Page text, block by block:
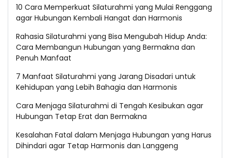
10 Cara Memperkuat Silaturahmi yang Mulai Renggang
agar Hubungan Kembali Hangat dan Harmonis
Rahasia Silaturahmi yang Bisa Mengubah Hidup Anda:
Cara Membangun Hubungan yang Bermakna dan
Penuh Manfaat
7 Manfaat Silaturahmi yang Jarang Disadari untuk
Kehidupan yang Lebih Bahagia dan Harmonis
Cara Menjaga Silaturahmi di Tengah Kesibukan agar
Hubungan Tetap Erat dan Bermakna
Kesalahan Fatal dalam Menjaga Hubungan yang Harus
Dihindari agar Tetap Harmonis dan Langgeng